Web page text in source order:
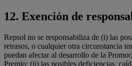
12. Exención de
Repsol no se responsabiliza de (i) las
retrasos, o cualquier otra circunstancia
puedan afectar al desarrollo de la
Premio; (ii) las posibles deficiencias,